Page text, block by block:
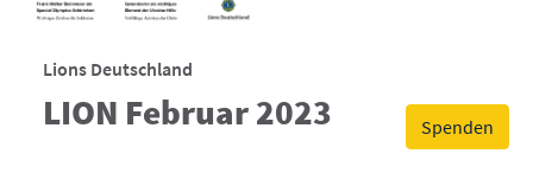
Spenden
Lions Deutschland
LION Februar 2023